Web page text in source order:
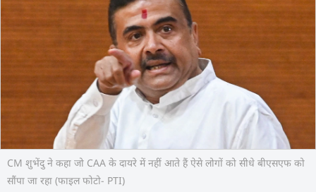
CM शुभेंदु ने कहा जो CAA के दायरे में नहीं आते हैं ऐसे लोगों को सीधे बीएसएफ को
सौंपा जा रहा (फाइल फोटो- PTI)